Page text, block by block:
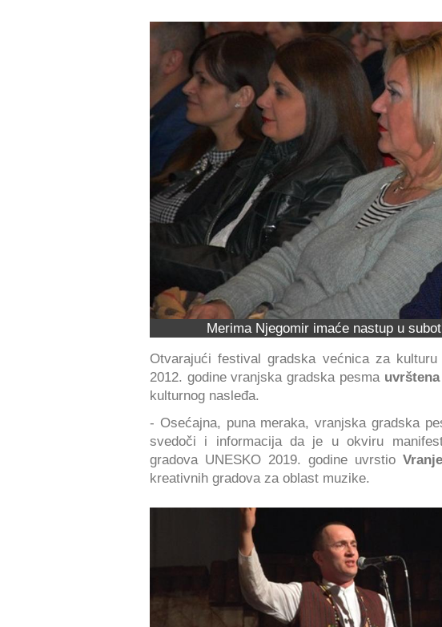
Merima Njegomir imaće nastup u
Otvarajući festival gradska većnica za
2012. godine vranjska gradska pesma
kulturnog nasleđa.
- Osećajna, puna meraka, vranjska gradska
svedoči i informacija da je u okviru
gradova UNESKO 2019. godine uvrstio
kreativnih gradova za oblast muzike.